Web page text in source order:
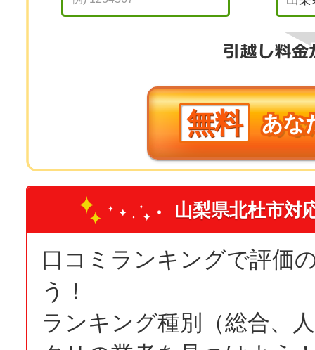
無料 あな
山梨県北杜市対
口コミランキングで評価
う！
ランキング種別（総合、